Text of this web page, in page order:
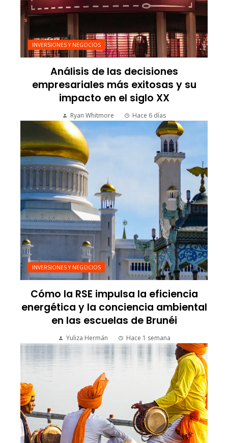
INVERSIONES Y NEGOCIOS
Análisis de las decisiones
empresariales más exitosas y su
impacto en el siglo XX
Ryan Whitmore Hace 6 días
INVERSIONES Y NEGOCIOS
Cómo la RSE impulsa la eficiencia
energética y la conciencia ambiental
en las escuelas de Brunéi
Yuliza Hermán Hace 1 semana